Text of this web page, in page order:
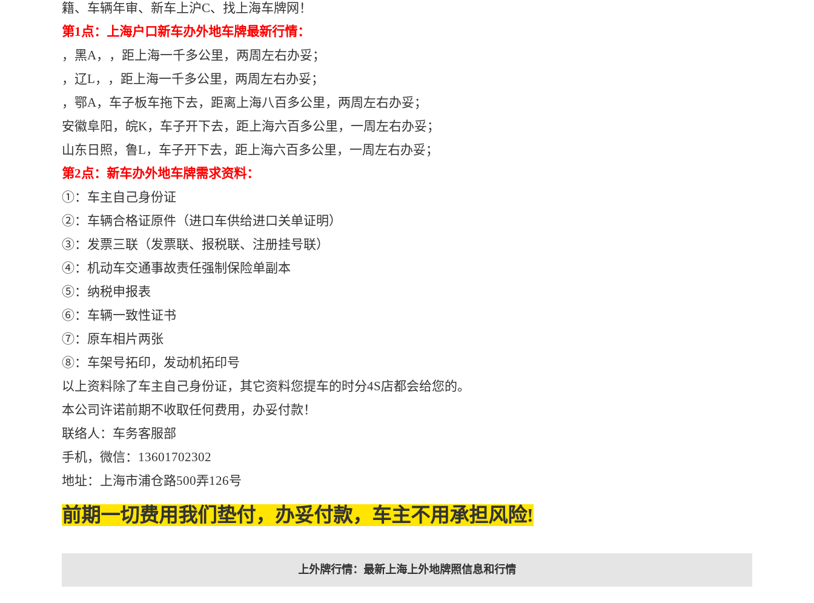
籍、车辆年审、新车上沪C、找上海车牌网！
第1点：上海户口新车办外地车牌最新行情：
，黑A，，距上海一千多公里，两周左右办妥；
，辽L，，距上海一千多公里，两周左右办妥；
，鄂A，车子板车拖下去，距离上海八百多公里，两周左右办妥；
安徽阜阳，皖K，车子开下去，距上海六百多公里，一周左右办妥；
山东日照，鲁L，车子开下去，距上海六百多公里，一周左右办妥；
第2点：新车办外地车牌需求资料：
①：车主自己身份证
②：车辆合格证原件（进口车供给进口关单证明）
③：发票三联（发票联、报税联、注册挂号联）
④：机动车交通事故责任强制保险单副本
⑤：纳税申报表
⑥：车辆一致性证书
⑦：原车相片两张
⑧：车架号拓印，发动机拓印号
以上资料除了车主自己身份证，其它资料您提车的时分4S店都会给您的。
本公司许诺前期不收取任何费用，办妥付款！
联络人：车务客服部
手机，微信：13601702302
地址：上海市浦仓路500弄126号
前期一切费用我们垫付，办妥付款，车主不用承担风险!
上外牌行情：最新上海上外地牌照信息和行情